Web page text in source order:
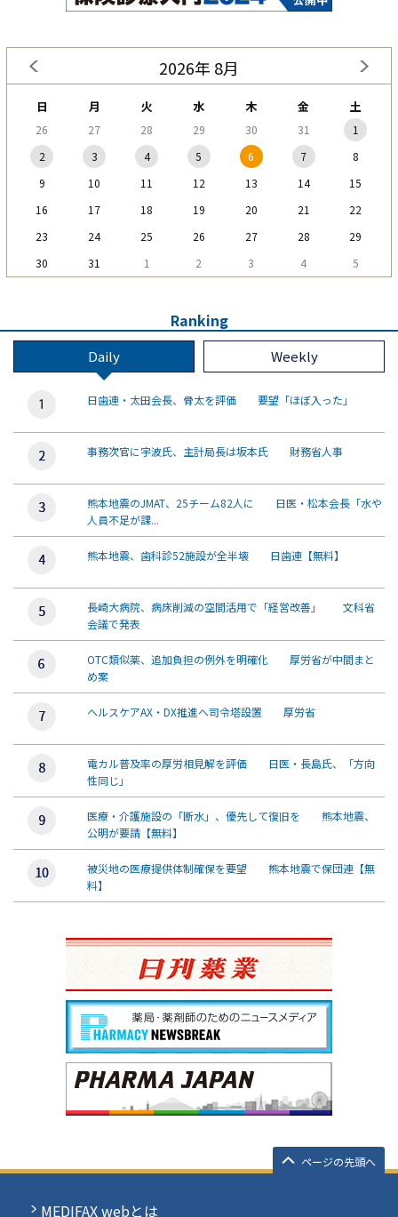
2026年 8月
日 月 火 水 木 金 土
26 27 28 29 30 31
1
2
3 4 5 6 7
8
9
10 11 12 13 14
15
16
17 18 19 20 21
22
23
24 25 26 27 28
29
30
31 1 2 3 4 5
Ranking
Daily Weekly
日歯連・太田会長、骨太を評価 要望「ほぼ入った」
事務次官に宇波氏、主計局長は坂本氏 財務省人事
熊本地震のJMAT、25チーム82人に 日医・松本会長「水や
人員不足が課...
熊本地震、歯科診52施設が全半壊 日歯連【無料】
長崎大病院、病床削減の空間活用で「経営改善」 文科省
会議で発表
OTC類似薬、追加負担の例外を明確化 厚労省が中間まと
め案
ヘルスケアAX・DX推進へ司令塔設置 厚労省
電カル普及率の厚労相見解を評価 日医・長島氏、「方向
性同じ」
医療・介護施設の「断水」、優先して復旧を 熊本地震、
公明が要請【無料】
被災地の医療提供体制確保を要望 熊本地震で保団連【無
料】
ページの先頭へ
MEDIFAX webとは